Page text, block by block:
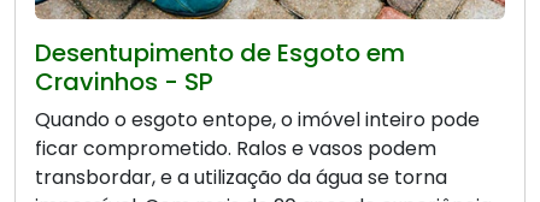
Desentupimento de Esgoto em
Cravinhos - SP
Quando o esgoto entope, o imóvel inteiro pode
ficar comprometido. Ralos e vasos podem
transbordar, e a utilização da água se torna